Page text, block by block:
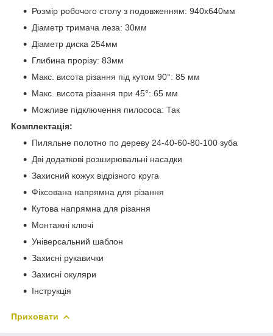
Розмір робочого столу з подовженням: 940x640мм
Діаметр тримача леза: 30мм
Діаметр диска 254мм
Глибина прорізу: 83мм
Макс. висота різання під кутом 90°: 85 мм
Макс. висота різання при 45°: 65 мм
Можливе підключення пилососа: Так
Комплектація:
Пиляльне полотно по дереву 24-40-60-80-100 зуба
Дві додаткові розширювальні насадки
Захисний кожух відрізного круга
Фіксована напрямна для різання
Кутова напрямна для різання
Монтажні ключі
Універсальний шаблон
Захисні рукавички
Захисні окуляри
Інструкція
Приховати